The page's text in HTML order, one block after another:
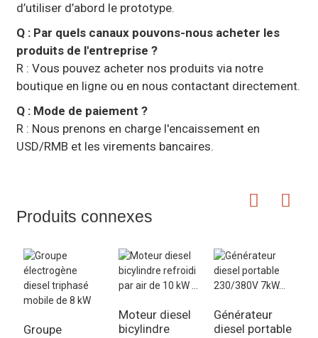
d’utiliser d’abord le prototype.
Q : Par quels canaux pouvons-nous acheter les
produits de l'entreprise ?
R : Vous pouvez acheter nos produits via notre
boutique en ligne ou en nous contactant directement.
Q : Mode de paiement ?
R : Nous prenons en charge l'encaissement en
USD/RMB et les virements bancaires.
Produits connexes
Groupe
Moteur diesel
bicylindre
Générateur
diesel portable